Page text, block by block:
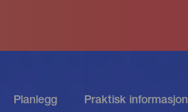
Planlegg Praktisk informasjon